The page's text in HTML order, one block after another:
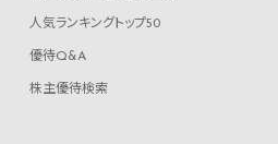
人気ランキングトップ50
優待Q&A
株主優待検索